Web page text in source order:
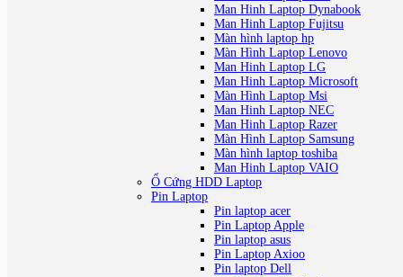
Man Hinh Laptop Dynabook
Man Hinh Laptop Fujitsu
Màn hình laptop hp
Màn Hình Laptop Lenovo
Man Hinh Laptop LG
Man Hinh Laptop Microsoft
Màn Hình Laptop Msi
Man Hinh Laptop NEC
Man Hinh Laptop Razer
Màn Hình Laptop Samsung
Màn hình laptop toshiba
Man Hinh Laptop VAIO
Ổ Cứng HDD Laptop
Pin Laptop
Pin laptop acer
Pin Laptop Apple
Pin laptop asus
Pin Laptop Axioo
Pin laptop Dell